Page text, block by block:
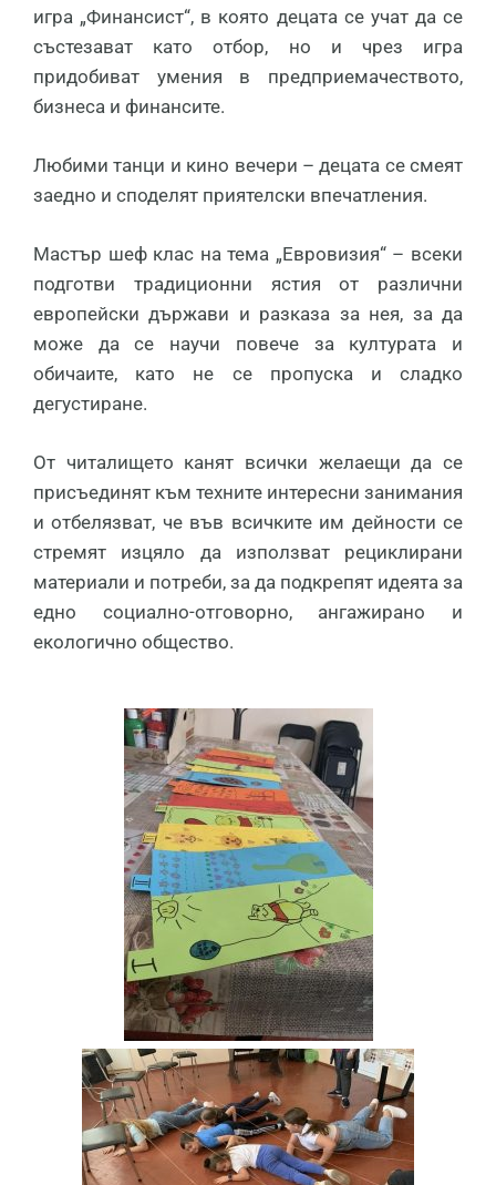
игра „Финансист“, в която децата се учат да се
състезават като отбор, но и чрез игра
придобиват умения в предприемачеството,
бизнеса и финансите.
Любими танци и кино вечери – децата се смеят
заедно и споделят приятелски впечатления.
Мастър шеф клас на тема „Евровизия“ – всеки
подготви традиционни ястия от различни
европейски държави и разказа за нея, за да
може да се научи повече за културата и
обичаите, като не се пропуска и сладко
дегустиране.
От читалището канят всички желаещи да се
присъединят към техните интересни занимания
и отбелязват, че във всичките им дейности се
стремят изцяло да използват рециклирани
материали и потреби, за да подкрепят идеята за
едно социално-отговорно, ангажирано и
екологично общество.